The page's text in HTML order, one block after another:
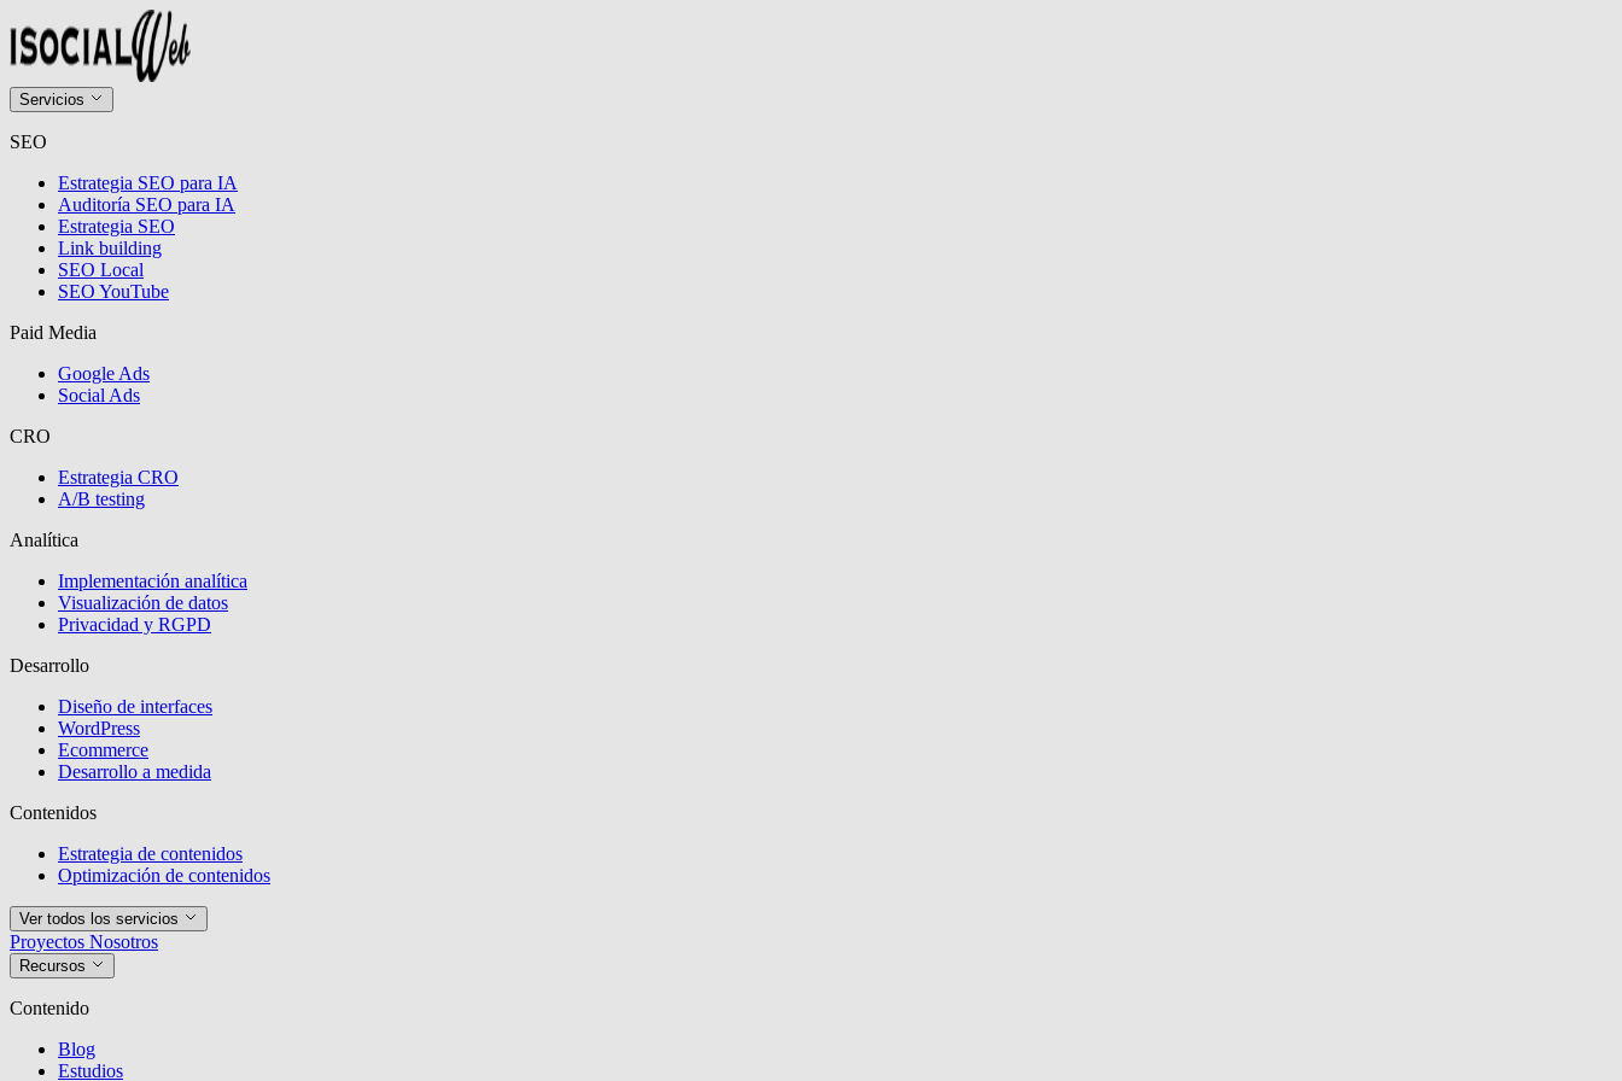
Servicios
SEO
Estrategia SEO para IA
Auditoría SEO para IA
Estrategia SEO
Link building
SEO Local
SEO YouTube
Paid Media
Google Ads
Social Ads
CRO
Estrategia CRO
A/B testing
Analítica
Implementación analítica
Visualización de datos
Privacidad y RGPD
Desarrollo
Diseño de interfaces
WordPress
Ecommerce
Desarrollo a medida
Contenidos
Estrategia de contenidos
Optimización de contenidos
Ver todos los servicios
Proyectos Nosotros
Recursos
Contenido
Blog
Estudios